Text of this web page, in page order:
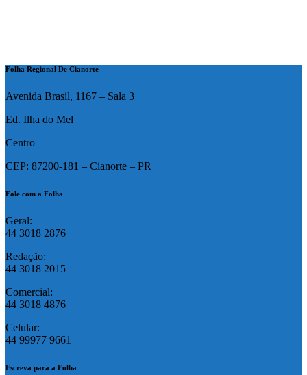
Folha Regional De Cianorte
Avenida Brasil, 1167 – Sala 3
Ed. Ilha do Mel
Centro
CEP: 87200-181 – Cianorte – PR
Fale com a Folha
Geral:
44 3018 2876
Redação:
44 3018 2015
Comercial:
44 3018 4876
Celular:
44 99977 9661
Escreva para a Folha